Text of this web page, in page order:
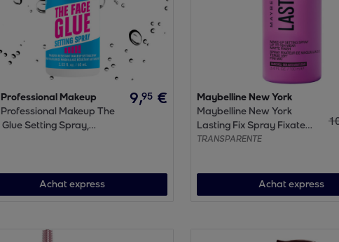
Makeup
Makeup The
Glue Setting Spray,
fixateur résistant aux
9,95 €
Achat express
Maybelline New York
Maybelline New York
Lasting Fix Spray Fixateur
TRANSPARENTE 100 MLT
TRANSPARENTE
Achat express